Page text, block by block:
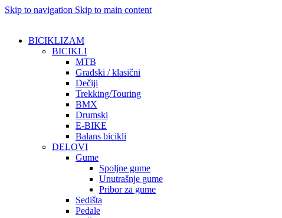
Skip to navigation Skip to main content
BICIKLIZAM
BICIKLI
MTB
Gradski / klasični
Dečiji
Trekking/Touring
BMX
Drumski
E-BIKE
Balans bicikli
DELOVI
Gume
Spoljne gume
Unutrašnje gume
Pribor za gume
Sedišta
Pedale